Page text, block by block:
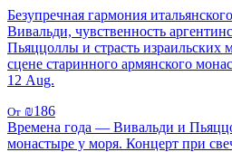
Безупречная гармония
Вивальди, чувственность
Пьяццоллы и страсть израильских
сцене старинного армянского
12 Aug.
От ₪186
Времена года — Вивальди и
монастыре у моря. Концерт при